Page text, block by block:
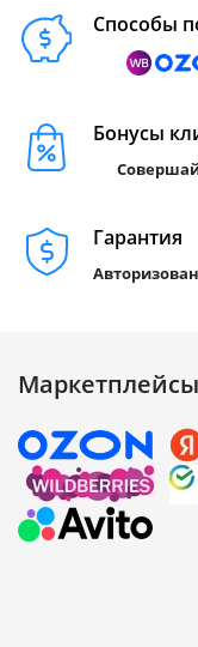
Способы
Бонусы
Гарантия
Маркетплейсы